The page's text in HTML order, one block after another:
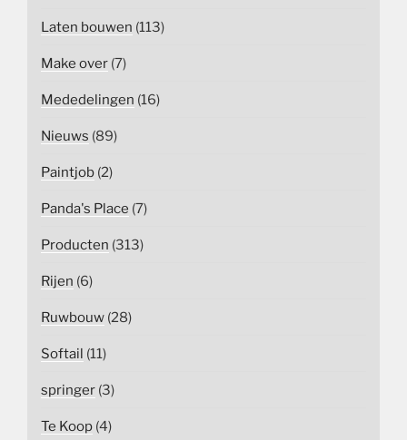
Laten bouwen (113)
Make over (7)
Mededelingen (16)
Nieuws (89)
Paintjob (2)
Panda's Place (7)
Producten (313)
Rijen (6)
Ruwbouw (28)
Softail (11)
springer (3)
Te Koop (4)